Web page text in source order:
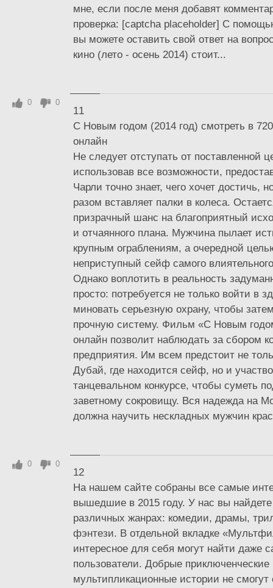
мне, если после меня добавят
проверка: [captcha placeholder] С
вы можете оставить свой ответ на
кино (лето - осень 2014) стоит...
11
С Новым годом (2014 год) смотреть в
онлайн
Не следует отступать от поставленной
использовав все возможности,
Чарли точно знает, чего хочет достичь,
разом вставляет палки в колеса.
призрачный шанс на благоприятный
и отчаянного плана. Мужчина пылает
крупным ограблениям, а очередной
неприступный сейф самого
Однако воплотить в реальность
просто: потребуется не только войти в
миновать серьезную охрану, чтобы
прочную систему. Фильм «С Новым
онлайн позволит наблюдать за сбором
предприятия. Им всем предстоит не
Дубай, где находится сейф, но и
танцевальном конкурсе, чтобы суметь
заветному сокровищу. Вся надежда на
должна научить нескладных мужчин
0 0
12
На нашем сайте собраны все самые
вышедшие в 2015 году. У нас вы
различных жанрах: комедии, драмы,
фэнтези. В отдельной вкладке
интересное для себя могут найти даже
пользователи. Добрые приключенческие
мультипликационные истории не смогут
0 0